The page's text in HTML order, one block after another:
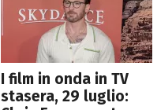
I film in onda in TV
stasera, 29 luglio: